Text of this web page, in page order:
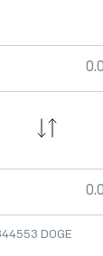
DOGE